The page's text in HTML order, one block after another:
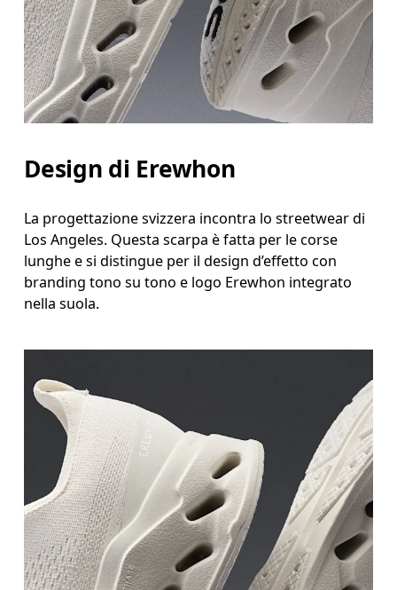
Design di Erewhon
La progettazione svizzera incontra lo streetwear di
Los Angeles. Questa scarpa è fatta per le corse
lunghe e si distingue per il design d’effetto con
branding tono su tono e logo Erewhon integrato
nella suola.